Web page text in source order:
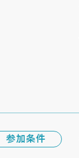
参加条件